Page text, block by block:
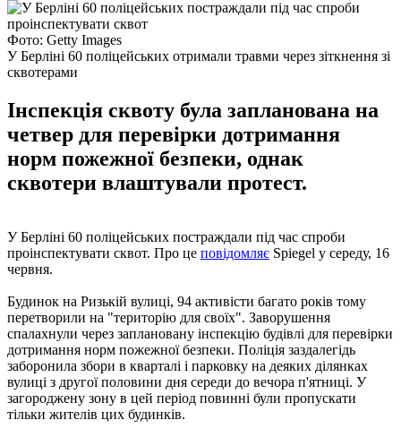
Фото: Getty Images
У Берліні 60 поліцейських отримали травми через зіткнення зі
сквотерами
Інспекція сквоту була запланована на
четвер для перевірки дотримання
норм пожежної безпеки, однак
сквотери влаштували протест.
У Берліні 60 поліцейських постраждали під час спроби
проінспектувати сквот. Про це повідомляє Spiegel у середу, 16
червня.
Будинок на Ризькій вулиці, 94 активісти багато років тому
перетворили на "територію для своїх". Заворушення
спалахнули через заплановану інспекцію будівлі для перевірки
дотримання норм пожежної безпеки. Поліція заздалегідь
заборонила збори в кварталі і парковку на деяких ділянках
вулиці з другої половини дня середи до вечора п'ятниці. У
загороджену зону в цей період повинні були пропускати
тільки жителів цих будинків.